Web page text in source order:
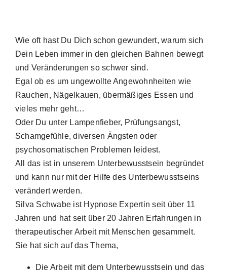
Wie oft hast Du Dich schon gewundert, warum sich
Dein Leben immer in den gleichen Bahnen bewegt
und Veränderungen so schwer sind.
Egal ob es um ungewollte Angewohnheiten wie
Rauchen, Nägelkauen, übermäßiges Essen und
vieles mehr geht…
Oder Du unter Lampenfieber, Prüfungsangst,
Schamgefühle, diversen Ängsten oder
psychosomatischen Problemen leidest.
All das ist in unserem Unterbewusstsein begründet
und kann nur mit der Hilfe des Unterbewusstseins
verändert werden.
Silva Schwabe ist Hypnose Expertin seit über 11
Jahren und hat seit über 20 Jahren Erfahrungen in
therapeutischer Arbeit mit Menschen gesammelt.
Sie hat sich auf das Thema,
Die Arbeit mit dem Unterbewusstsein und das